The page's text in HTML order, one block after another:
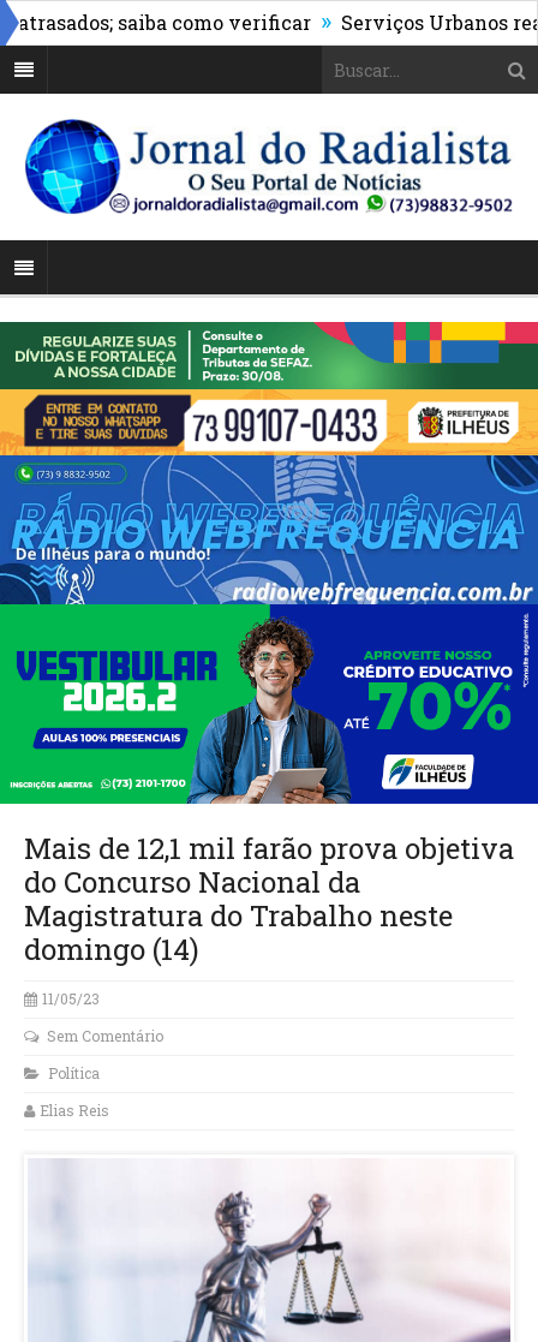
saiba como verificar » Serviços Urbanos realiza
Mais de 12,1 mil farão prova objetiva
do Concurso Nacional da
Magistratura do Trabalho neste
domingo (14)
11/05/23
Sem Comentário
Política
Elias Reis